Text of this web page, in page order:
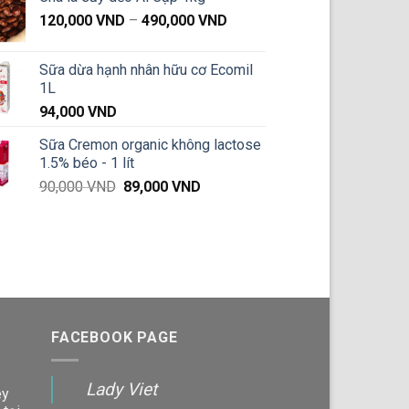
81,000 VND.là:
120,000 VND – 490,000 VNDKhoảng
120,000 VND
Sữa dừa hạnh nhân hữu cơ Ecomil
1L
94,000 VND
Sữa Cremon organic không lactose
1.5% béo - 1 lít
90,000VND Giá
89,000VND
FACEBOOK PAGE
Lady Viet